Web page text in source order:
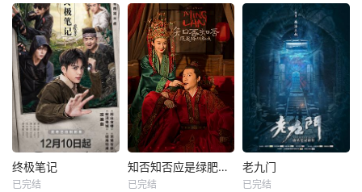
终极笔记
已完结
知否知否应是绿肥红瘦
已完结
老九门
已完结